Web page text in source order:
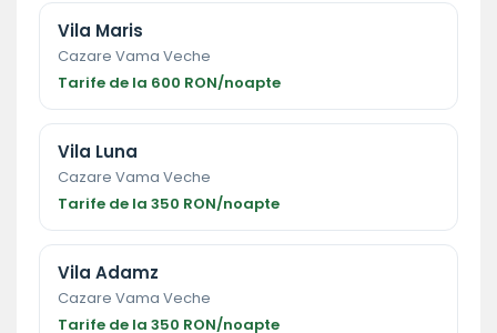
Vila Maris
Cazare Vama Veche
Tarife de la 600 RON/noapte
Vila Luna
Cazare Vama Veche
Tarife de la 350 RON/noapte
Vila Adamz
Cazare Vama Veche
Tarife de la 350 RON/noapte